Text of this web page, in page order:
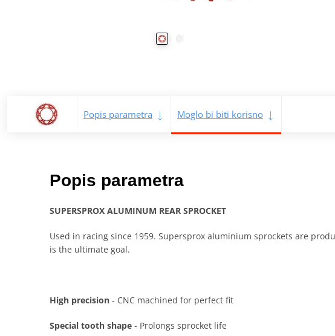
Popis parametra Moglo bi biti korisno
Popis parametra
SUPERSPROX ALUMINUM REAR SPROCKET
Used in racing since 1959. Supersprox aluminium sprockets are
is the ultimate goal.
High precision - CNC machined for perfect fit
Special tooth shape - Prolongs sprocket life